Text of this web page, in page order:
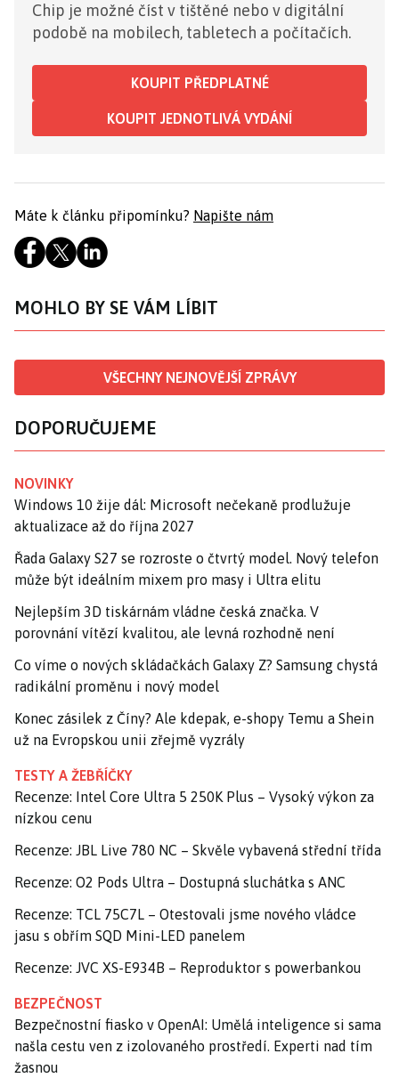
Chip je možné číst v tištěné nebo v digitální
podobě na mobilech, tabletech a počítačích.
KOUPIT PŘEDPLATNÉ
KOUPIT JEDNOTLIVÁ VYDÁNÍ
Máte k článku připomínku? Napište nám
MOHLO BY SE VÁM LÍBIT
VŠECHNY NEJNOVĚJŠÍ ZPRÁVY
DOPORUČUJEME
NOVINKY
Windows 10 žije dál: Microsoft nečekaně prodlužuje
aktualizace až do října 2027
Řada Galaxy S27 se rozroste o čtvrtý model. Nový telefon
může být ideálním mixem pro masy i Ultra elitu
Nejlepším 3D tiskárnám vládne česká značka. V
porovnání vítězí kvalitou, ale levná rozhodně není
Co víme o nových skládačkách Galaxy Z? Samsung chystá
radikální proměnu i nový model
Konec zásilek z Číny? Ale kdepak, e-shopy Temu a Shein
už na Evropskou unii zřejmě vyzrály
TESTY A ŽEBŘÍČKY
Recenze: Intel Core Ultra 5 250K Plus – Vysoký výkon za
nízkou cenu
Recenze: JBL Live 780 NC – Skvěle vybavená střední třída
Recenze: O2 Pods Ultra – Dostupná sluchátka s ANC
Recenze: TCL 75C7L – Otestovali jsme nového vládce
jasu s obřím SQD Mini-LED panelem
Recenze: JVC XS-E934B – Reproduktor s powerbankou
BEZPEČNOST
Bezpečnostní fiasko v OpenAI: Umělá inteligence si sama
našla cestu ven z izolovaného prostředí. Experti nad tím
žasnou